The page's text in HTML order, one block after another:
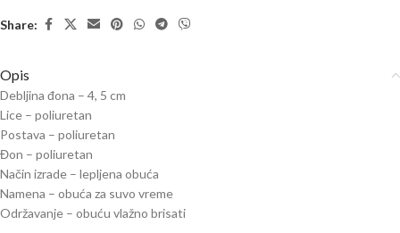
Share:
Opis
Debljina đona – 4, 5 cm
Lice – poliuretan
Postava – poliuretan
Đon – poliuretan
Način izrade – lepljena obuća
Namena – obuća za suvo vreme
Održavanje – obuću vlažno brisati